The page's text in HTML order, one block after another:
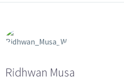
Ridhwan Musa